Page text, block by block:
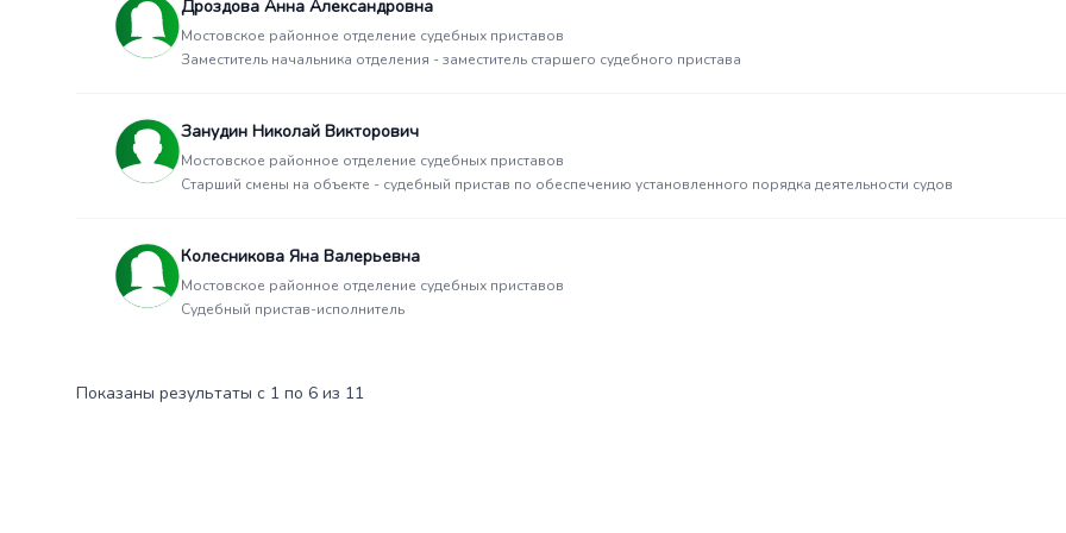
Дроздова Анна Александровна
Мостовское районное отделение судебных приставов
Заместитель начальника отделения - заместитель старшего судебного пристава
Занудин Николай Викторович
Мостовское районное отделение судебных приставов
Старший смены на объекте - судебный пристав по обеспечению установленного порядка деятельности судов
Колесникова Яна Валерьевна
Мостовское районное отделение судебных приставов
Судебный пристав-исполнитель
Показаны результаты с 1 по 6 из 11